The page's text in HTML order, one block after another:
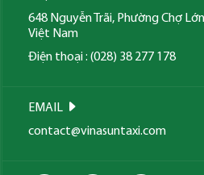
648 Nguyễn Trãi, Phường Chợ
Việt Nam
Điện thoại : (028) 38 277 178
EMAIL
contact@vinasuntaxi.com